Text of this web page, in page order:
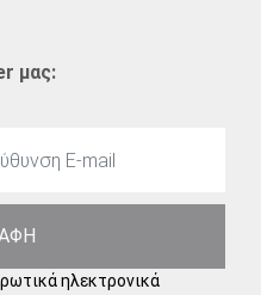
μας:
ηλεκτρονικά